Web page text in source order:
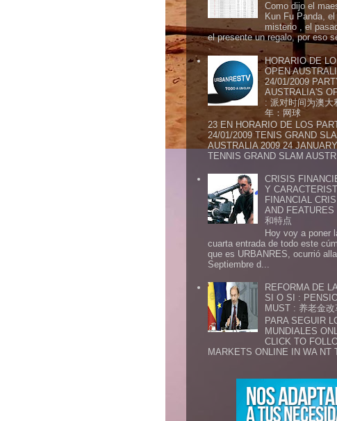
Como dijo el
Kun Fu Panda,
misterio , el
el presente un regalo, por eso
HORARIO DE
OPEN
24/01/2009
AUSTRALIA'S
: 派对时间为澳大
年：网球
23 EN HORARIO DE LOS
24/01/2009 TENIS GRAND
AUSTRALIA 2009 24
TENNIS GRAND SLAM
CRISIS
Y
FINANCIAL
AND
和特点
Hoy voy a poner
cuarta entrada de todo este
que es URBANRES, ocurrió
Septiembre d...
REFORMA DE
SI O SI :
MUST : 养老金
PARA SEGUIR
MUNDIALES
CLICK TO
MARKETS ONLINE IN WA NT